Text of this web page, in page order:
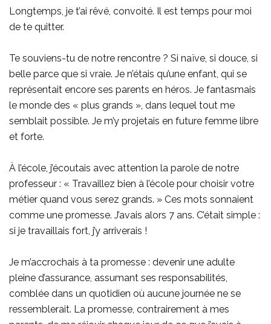
Longtemps, je t’ai rêvé, convoité. Il est temps pour moi
de te quitter.
Te souviens-tu de notre rencontre ? Si naïve, si douce, si
belle parce que si vraie. Je n’étais qu’une enfant, qui se
représentait encore ses parents en héros. Je fantasmais
le monde des « plus grands », dans lequel tout me
semblait possible. Je m’y projetais en future femme libre
et forte.
À l’école, j’écoutais avec attention la parole de notre
professeur : « Travaillez bien à l’école pour choisir votre
métier quand vous serez grands. » Ces mots sonnaient
comme une promesse. J’avais alors 7 ans. C’était simple :
si je travaillais fort, j’y arriverais !
Je m’accrochais à ta promesse : devenir une adulte
pleine d’assurance, assumant ses responsabilités,
comblée dans un quotidien où aucune journée ne se
ressemblerait. La promesse, contrairement à mes